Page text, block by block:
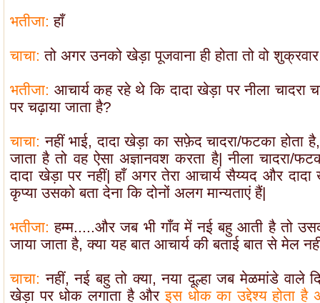
भतीजा:हाँ
चाचा:तो अगर उनको खेड़ा पूजवाना ही होता तो वो
भतीजा: आचार्य कह रहे थे कि दादा खेड़ा पर नीला चादरा
पर चढ़ाया जाता है?
चाचा:नहीं भाई, दादा खेड़ा का सफ़ेद चादरा/फटका होता
जाता है तो वह ऐसा अज्ञानवश करता है| नीला चादरा/
दादा खेड़ा पर नहीं| हाँ अगर तेरा आचार्य सैय्यद और दादा
कृप्या उसको बता देना कि दोनों अलग मान्यताएं हैं|
भतीजा:हम्म.....और जब भी गाँव में नई बहु आती है तो
जाया जाता है, क्या यह बात आचार्य की बताई बात से मेल
चाचा:नहीं, नई बहु तो क्या, नया दूल्हा जब मेळमांडे वाले
खेड़ा पर धोक लगाता है औरइस धोक का उद्देश्य होता है